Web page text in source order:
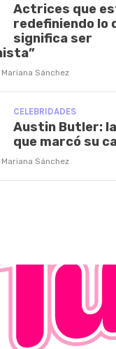
Actrices que
redefiniendo lo
significa ser
Mariana Sánchez
CELEBRIDADES
Austin Butler:
que marcó su
Mariana Sánchez